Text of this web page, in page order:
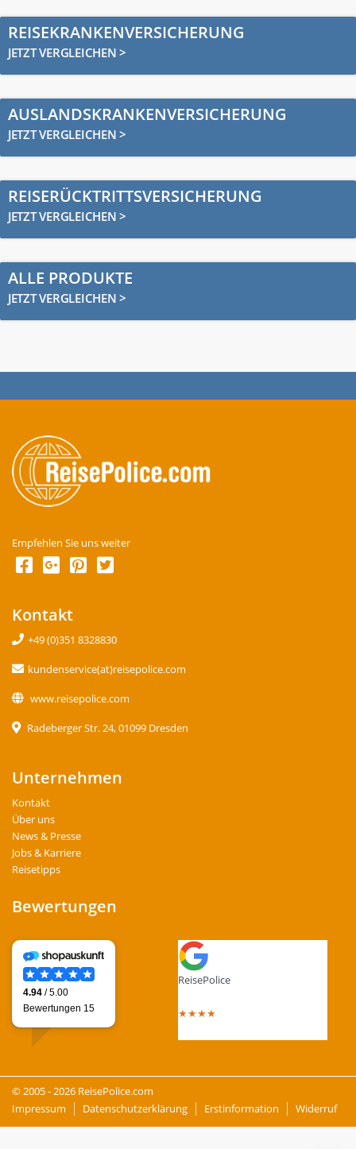
REISEKRANKENVERSICHERUNG
JETZT VERGLEICHEN >
AUSLANDSKRANKENVERSICHERUNG
JETZT VERGLEICHEN >
REISERÜCKTRITTSVERSICHERUNG
JETZT VERGLEICHEN >
ALLE PRODUKTE
JETZT VERGLEICHEN >
Empfehlen Sie uns weiter
Kontakt
+49 (0)351 8328830
kundenservice(at)reisepolice.com
www.reisepolice.com
Radeberger Str. 24, 01099 Dresden
Unternehmen
Kontakt
Über uns
News & Presse
Jobs & Karriere
Reisetipps
Bewertungen
ReisePolice
★★★★
© 2005 - 2026 ReisePolice.com
Impressum
Datenschutzerklärung Erstinformation Widerruf